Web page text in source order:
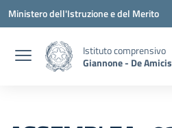
Vai ai contenuti
Vai al menu di navigazione
Vai al footer
Ministero dell'Istruzione e del Merito
Istituto comprensivo
Giannone - De Amicis